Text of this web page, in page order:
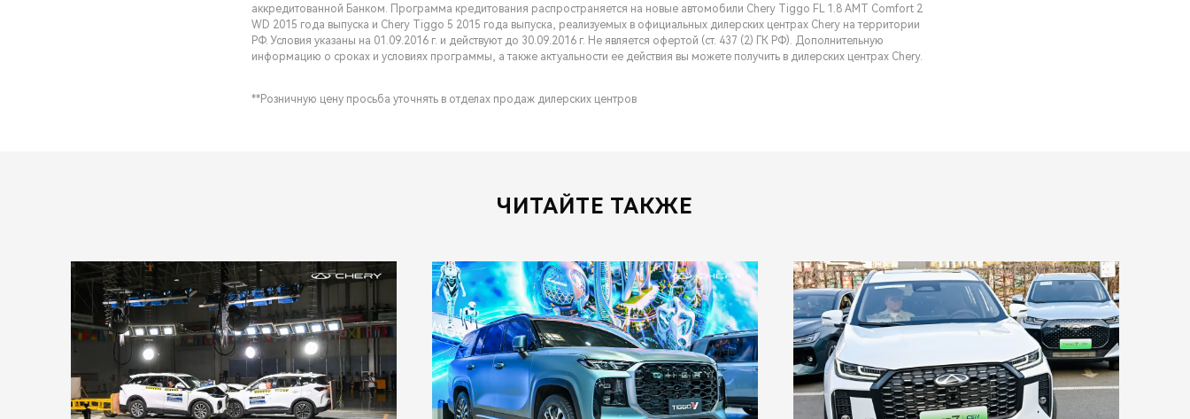
аккредитованной Банком. Программа кредитования распространяется на новые автомобили Chery Tiggo FL 1.8 АMT Comfort 2
WD 2015 года выпуска и Chery Tiggo 5 2015 года выпуска, реализуемых в официальных дилерских центрах Chery на территории
РФ. Условия указаны на 01.09.2016 г. и действуют до 30.09.2016 г. Не является офертой (ст. 437 (2) ГК РФ). Дополнительную
информацию о сроках и условиях программы, а также актуальности ее действия вы можете получить в дилерских центрах Chery.
**Розничную цену просьба уточнять в отделах продаж дилерских центров
ЧИТАЙТЕ ТАКЖЕ